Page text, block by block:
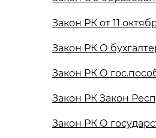
Закон РК от 11
Закон РК О
Закон РК О
Закон РК Закон
Закон РК О